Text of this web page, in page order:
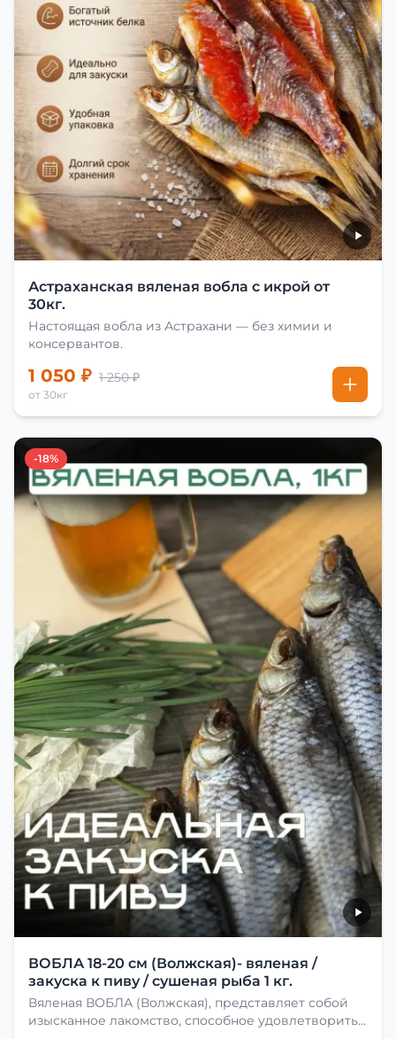
Астраханская вяленая вобла с икрой от
30кг.
Настоящая вобла из Астрахани — без химии и
консервантов.
1 050 ₽ 1 250 ₽
от 30кг
-18%
ВОБЛА 18-20 см (Волжская)- вяленая /
закуска к пиву / сушеная рыба 1 кг.
Вяленая ВОБЛА (Волжская), представляет собой
изысканное лакомство, способное удовлетворить